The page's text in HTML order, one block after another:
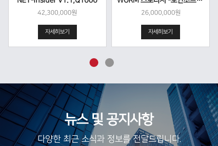
42,300,000원
자세히보기
26,000,000원
자세히보기
뉴스 및 공지사항
다양한 최근 소식과 정보를 전달드립니다.